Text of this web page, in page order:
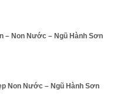
– Non Nước – Ngũ Hành Sơn
Non Nước – Ngũ Hành Sơn